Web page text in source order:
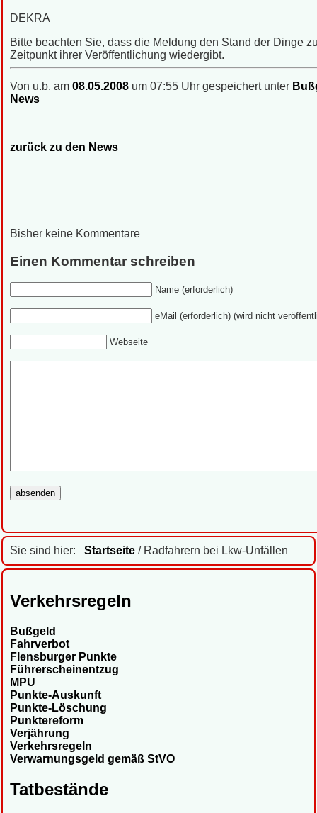
Sie sind hier: Startseite / Radfahrern bei Lkw-Unfällen
Verkehrsregeln
Bußgeld
Fahrverbot
Flensburger Punkte
Führerscheinentzug
MPU
Punkte-Auskunft
Punkte-Löschung
Punktereform
Verjährung
Verkehrsregeln
Verwarnungsgeld gemäß StVO
Tatbestände
DEKRA
Bitte beachten Sie, dass die Meldung den Stand der Dinge
Zeitpunkt ihrer Veröffentlichung wiedergibt.
Von u.b. am 08.05.2008 um 07:55 Uhr gespeichert unter
News
zurück zu den News
Bisher keine Kommentare
Einen Kommentar schreiben
Name (erforderlich)
eMail (erforderlich) (wird nicht
Webseite